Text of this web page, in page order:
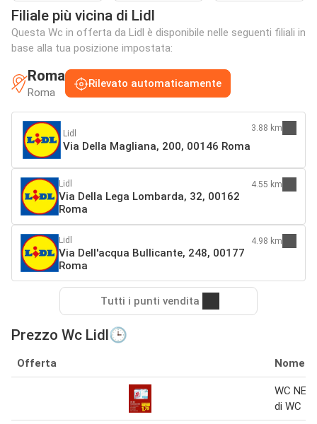
Filiale più vicina di Lidl
Questa Wc in offerta da Lidl è disponibile nelle seguenti filiali in
base alla tua posizione impostata:
Roma
Roma
Rilevato automaticamente
Lidl
Via Della Magliana, 200, 00146 Roma
3.88 km
Lidl
Via Della Lega Lombarda, 32, 00162
Roma
4.55 km
Lidl
Via Dell'acqua Bullicante, 248, 00177
Roma
4.98 km
Tutti i punti vendita
Prezzo Wc Lidl🕒
Offerta Nome
WC
di WC